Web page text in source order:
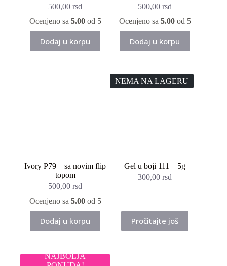
500,00rsd
Ocenjeno sa 5.00od 5
Dodaj u korpu
500,00rsd
Ocenjeno sa 5.00od 5
Dodaj u korpu
Ivory P79 – sa novim flip
topom
500,00rsd
Ocenjeno sa 5.00od 5
Dodaj u korpu
NEMA NA LAGERU
Gel u boji 111 – 5g
300,00rsd
Pročitajte još
NAJBOLJA